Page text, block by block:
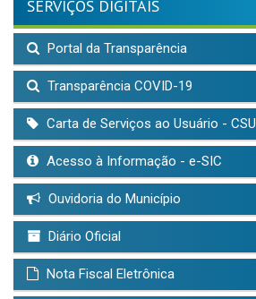
SERVIÇOS DIGITAIS
Portal da Transparência
Transparência COVID-19
Carta de Serviços ao Usuário - CSU
Acesso à Informação - e-SIC
Ouvidoria do Município
Diário Oficial
Nota Fiscal Eletrônica